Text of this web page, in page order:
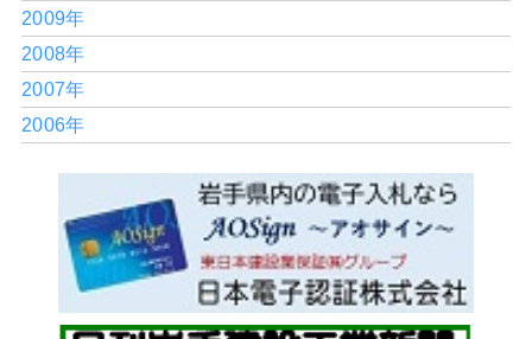
2009年
2008年
2007年
2006年